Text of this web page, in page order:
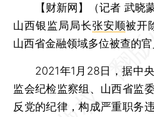
【财新网】（记者 武晓蒙
山西银监局局长张安顺被开
山西省金融领域多位被查的官
2021年1月28日，据中央
监会纪检监察组、山西省监
反党的纪律，构成严重职务